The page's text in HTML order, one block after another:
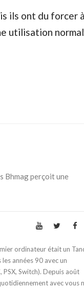
ils ont du forcer à
utilisation
Bhmag perçoit une
ordinateur était un
années 90 avec un
PSX, Switch). Depuis août
avec vous